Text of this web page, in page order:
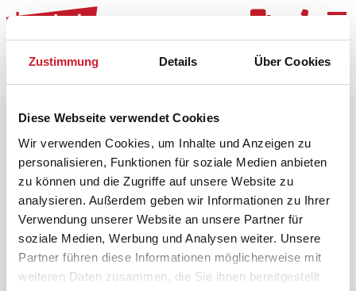
Zustimmung Details Über Cookies
Diese Webseite verwendet Cookies
Wir verwenden Cookies, um Inhalte und Anzeigen zu
personalisieren, Funktionen für soziale Medien anbieten
zu können und die Zugriffe auf unsere Website zu
analysieren. Außerdem geben wir Informationen zu Ihrer
Verwendung unserer Website an unsere Partner für
soziale Medien, Werbung und Analysen weiter. Unsere
Partner führen diese Informationen möglicherweise mit
weiteren Daten zusammen, die Sie ihnen bereitgestellt
Filter Raster